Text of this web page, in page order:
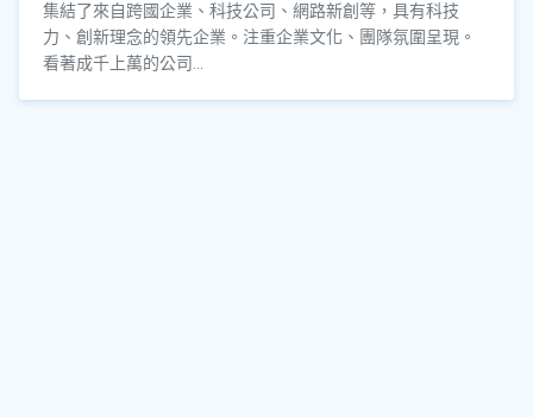
集結了來自跨國企業、科技公司、網路新創等，具有科技
力、創新理念的領先企業。注重企業文化、團隊氛圍呈現。
看著成千上萬的公司...